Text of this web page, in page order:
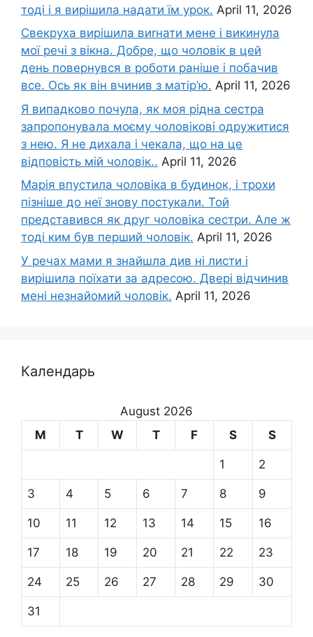
тоді і я вирішила надати їм урок. April 11, 2026
Свекруха вирішила виrнати мене і викинула
мої речі з вікна. Добре, що чоловік в цей
день повернувся в роботи раніше і побачив
все. Ось як він вчинив з матір’ю. April 11, 2026
Я випадково почула, як моя рідна сестра
запропонувала моєму чоловікові одружитися
з нею. Я не дихала і чекала, що на це
відповість мій чоловік.. April 11, 2026
Марія впустила чоловіка в будинок, і трохи
пізніше до неї знову постукали. Той
представився як друг чоловіка сестри. Але ж
тоді ким був перший чоловік. April 11, 2026
У речах мами я знайшла див ні листи і
вирішила поїхати за адресою. Двері відчинив
мені незнайомий чоловік. April 11, 2026
Календарь
August 2026
M
T W T F S S
1 2
3 4 5 6 7 8 9
10 11 12 13 14 15 16
17 18 19 20 21 22 23
24 25 26 27 28 29 30
31